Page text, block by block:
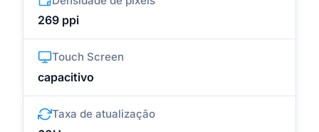
269 ppi
Touch Screen
capacitivo
Taxa de atualização